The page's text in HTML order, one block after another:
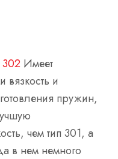
Имеет
вязкость и
пружин,
чем тип 301, а
в нем немного